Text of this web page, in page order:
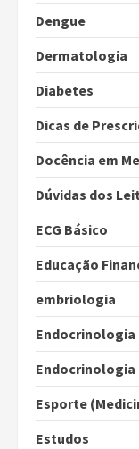
Dengue
Dermatologia
Diabetes
Dicas de
Docência em
Dúvidas dos
ECG Básico
Educação
embriologia
Endocrinologia
Endocrinologia
Esporte
Estudos